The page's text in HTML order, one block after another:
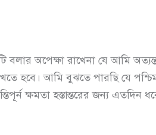
বলার অপেক্ষা রাখেনা যে আমি
হবে। আমি বুঝতে পারছি যে
ক্ষমতা হস্তান্তরের জন্য